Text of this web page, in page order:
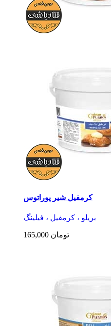
کرمفیل شیر پوراتوس
بریلو ، کرمفیل ، فیلینگ
165,000 تومان